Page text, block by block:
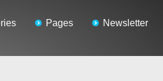
Pages Newsletter